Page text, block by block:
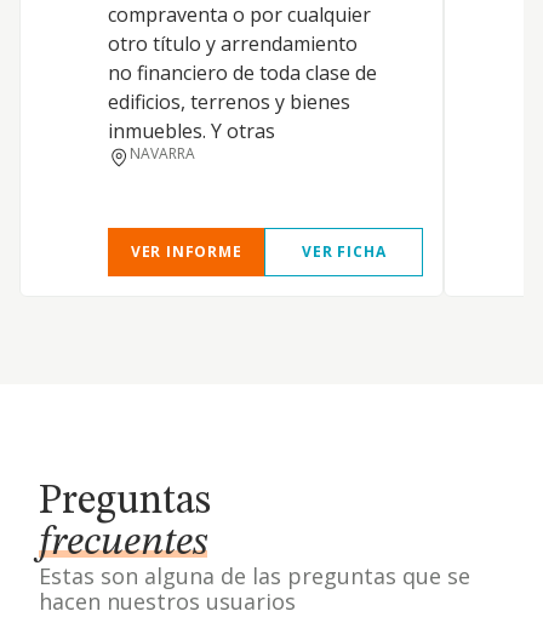
compraventa o por cualquier
otro título y arrendamiento
no financiero de toda clase de
edificios, terrenos y bienes
inmuebles. Y otras
NAVARRA
VER INFORME VER FICHA
Preguntas
frecuentes
Estas son alguna de las preguntas que se
hacen nuestros usuarios